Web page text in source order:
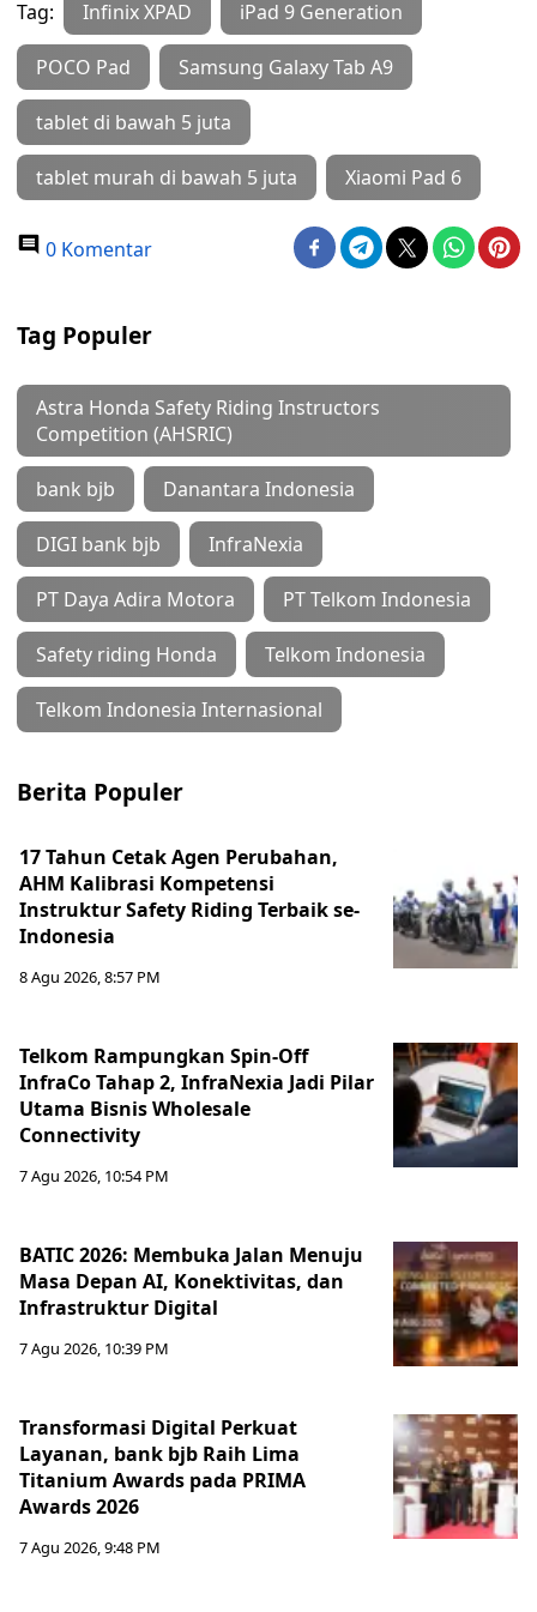
Tag: Infinix XPAD iPad 9 Generation
POCO Pad Samsung Galaxy Tab A9
tablet di bawah 5 juta
tablet murah di bawah 5 juta Xiaomi Pad 6
0 Komentar
Tag Populer
Astra Honda Safety Riding Instructors
Competition (AHSRIC)
bank bjb Danantara Indonesia
DIGI bank bjb InfraNexia
PT Daya Adira Motora PT Telkom Indonesia
Safety riding Honda Telkom Indonesia
Telkom Indonesia Internasional
Berita Populer
17 Tahun Cetak Agen Perubahan,
AHM Kalibrasi Kompetensi
Instruktur Safety Riding Terbaik se-
Indonesia
8 Agu 2026, 8:57 PM
Telkom Rampungkan Spin-Off
InfraCo Tahap 2, InfraNexia Jadi Pilar
Utama Bisnis Wholesale
Connectivity
7 Agu 2026, 10:54 PM
BATIC 2026: Membuka Jalan Menuju
Masa Depan AI, Konektivitas, dan
Infrastruktur Digital
7 Agu 2026, 10:39 PM
Transformasi Digital Perkuat
Layanan, bank bjb Raih Lima
Titanium Awards pada PRIMA
Awards 2026
7 Agu 2026, 9:48 PM